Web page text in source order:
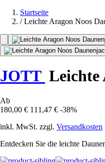
Startseite
/ Leichte Aragon Noos
JOTT Leichte
Ab
180,00 € 111,47 € -38%
inkl. MwSt. zzgl. Versandkosten
Entdecken Sie die leichte